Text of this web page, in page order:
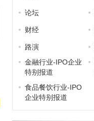
论坛
财经
路演
金融行业-IPO企业
特别报道
食品餐饮行业-IPO
企业特别报道